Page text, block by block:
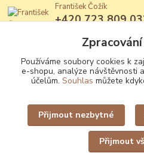
František Čožík
+420 723 809
Upravit sběr
Používáme soubory cookies k
e-shopu, analýze návštěvnosti
účelům. Souhlas můžete
Přijmout nezbytné
Přijmout